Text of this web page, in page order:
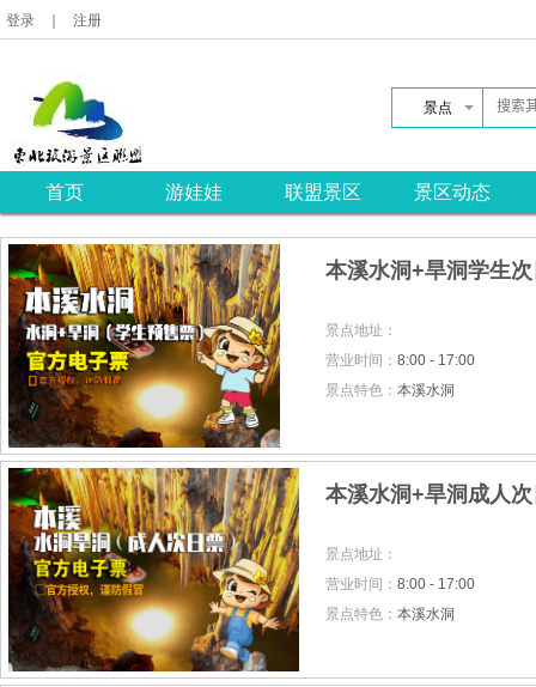
登录 注册
景点
首页 游娃娃 联盟景区 景区动态
本溪水洞+旱洞学生
景点地址：
营业时间： 8:00 - 17:00
景点特色： 本溪水洞
本溪水洞+旱洞成人
景点地址：
营业时间： 8:00 - 17:00
景点特色： 本溪水洞